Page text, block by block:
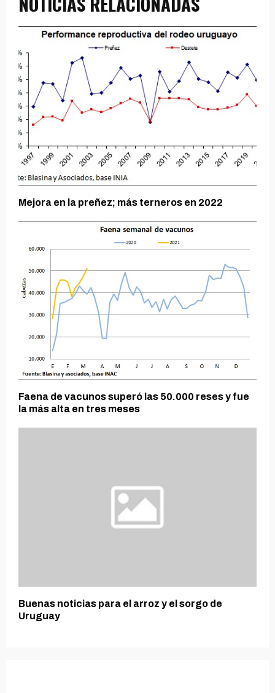
Mejora en la preñez; más terneros en 2022
Faena de vacunos superó las 50.000 reses y fue
la más alta en tres meses
Buenas noticias para el arroz y el sorgo de
Uruguay